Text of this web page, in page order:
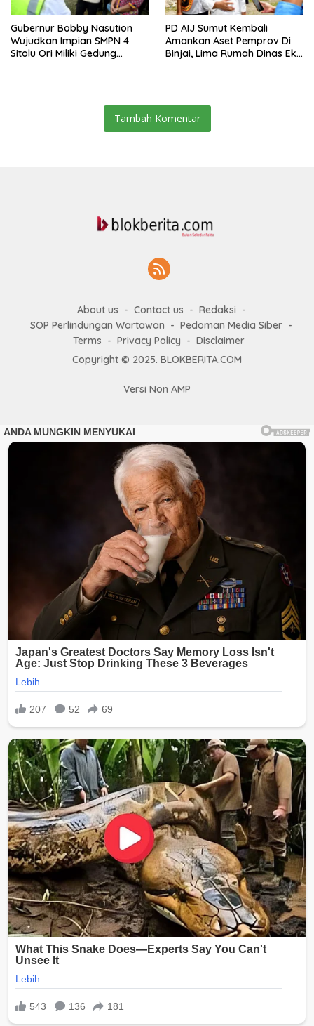
Gubernur Bobby Nasution
Wujudkan Impian SMPN 4
Sitolu Ori Miliki Gedung
PD AIJ Sumut Kembali
Amankan Aset Pemprov Di
Binjai, Lima Rumah Dinas Eks
Tambah Komentar
About us Contact us
Redaksi
SOP Perlindungan Wartawan
Pedoman Media Siber
Terms
Privacy Policy
Disclaimer
Copyright © 2025. BLOKBERITA.COM
Versi Non AMP